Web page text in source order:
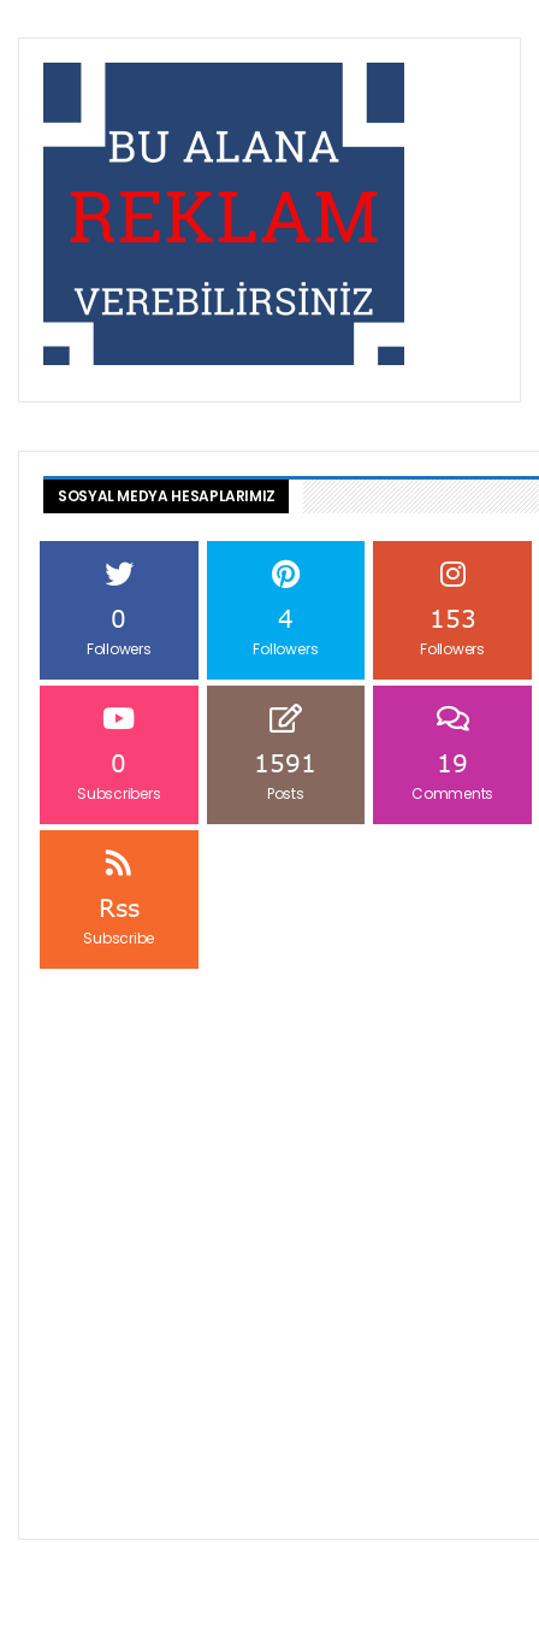
SOSYAL MEDYA HESAPLARIMIZ
0
Followers
4
Followers
153
Followers
0
Subscribers
1591
Posts
19
Comments
Rss
Subscribe